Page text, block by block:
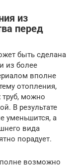
из
перед
быть сделана
из более
вполне
отопления,
можно
В результате
уменьшится, а
вида
порадует.
возможно